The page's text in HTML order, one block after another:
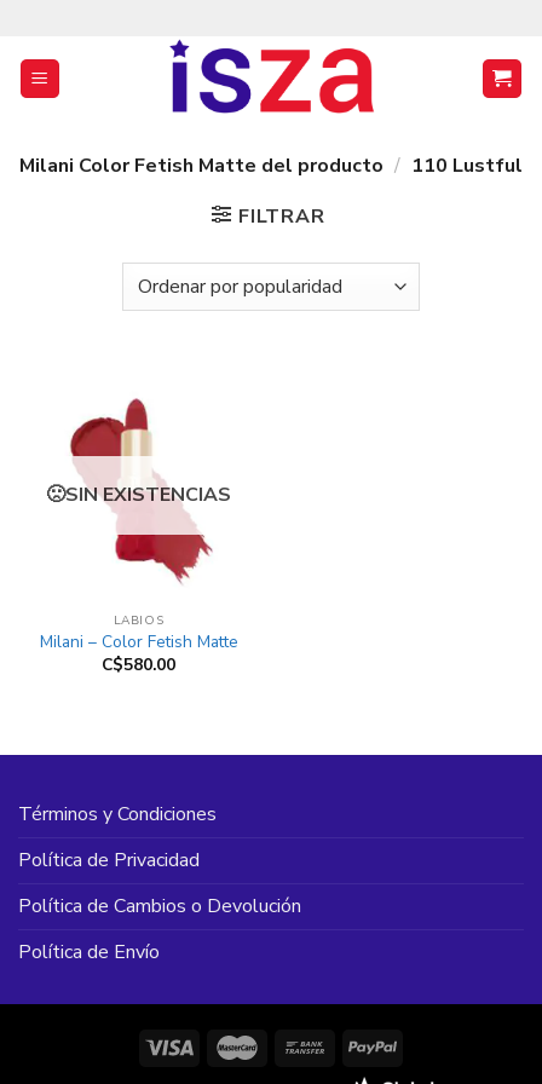
contenido
Milani Color Fetish Matte del producto / 110 Lustful
FILTRAR
SIN EXISTENCIAS
LABIOS
Milani – Color Fetish Matte
C$580.00
Términos y Condiciones
Política de Privacidad
Política de Cambios o Devolución
Política de Envío